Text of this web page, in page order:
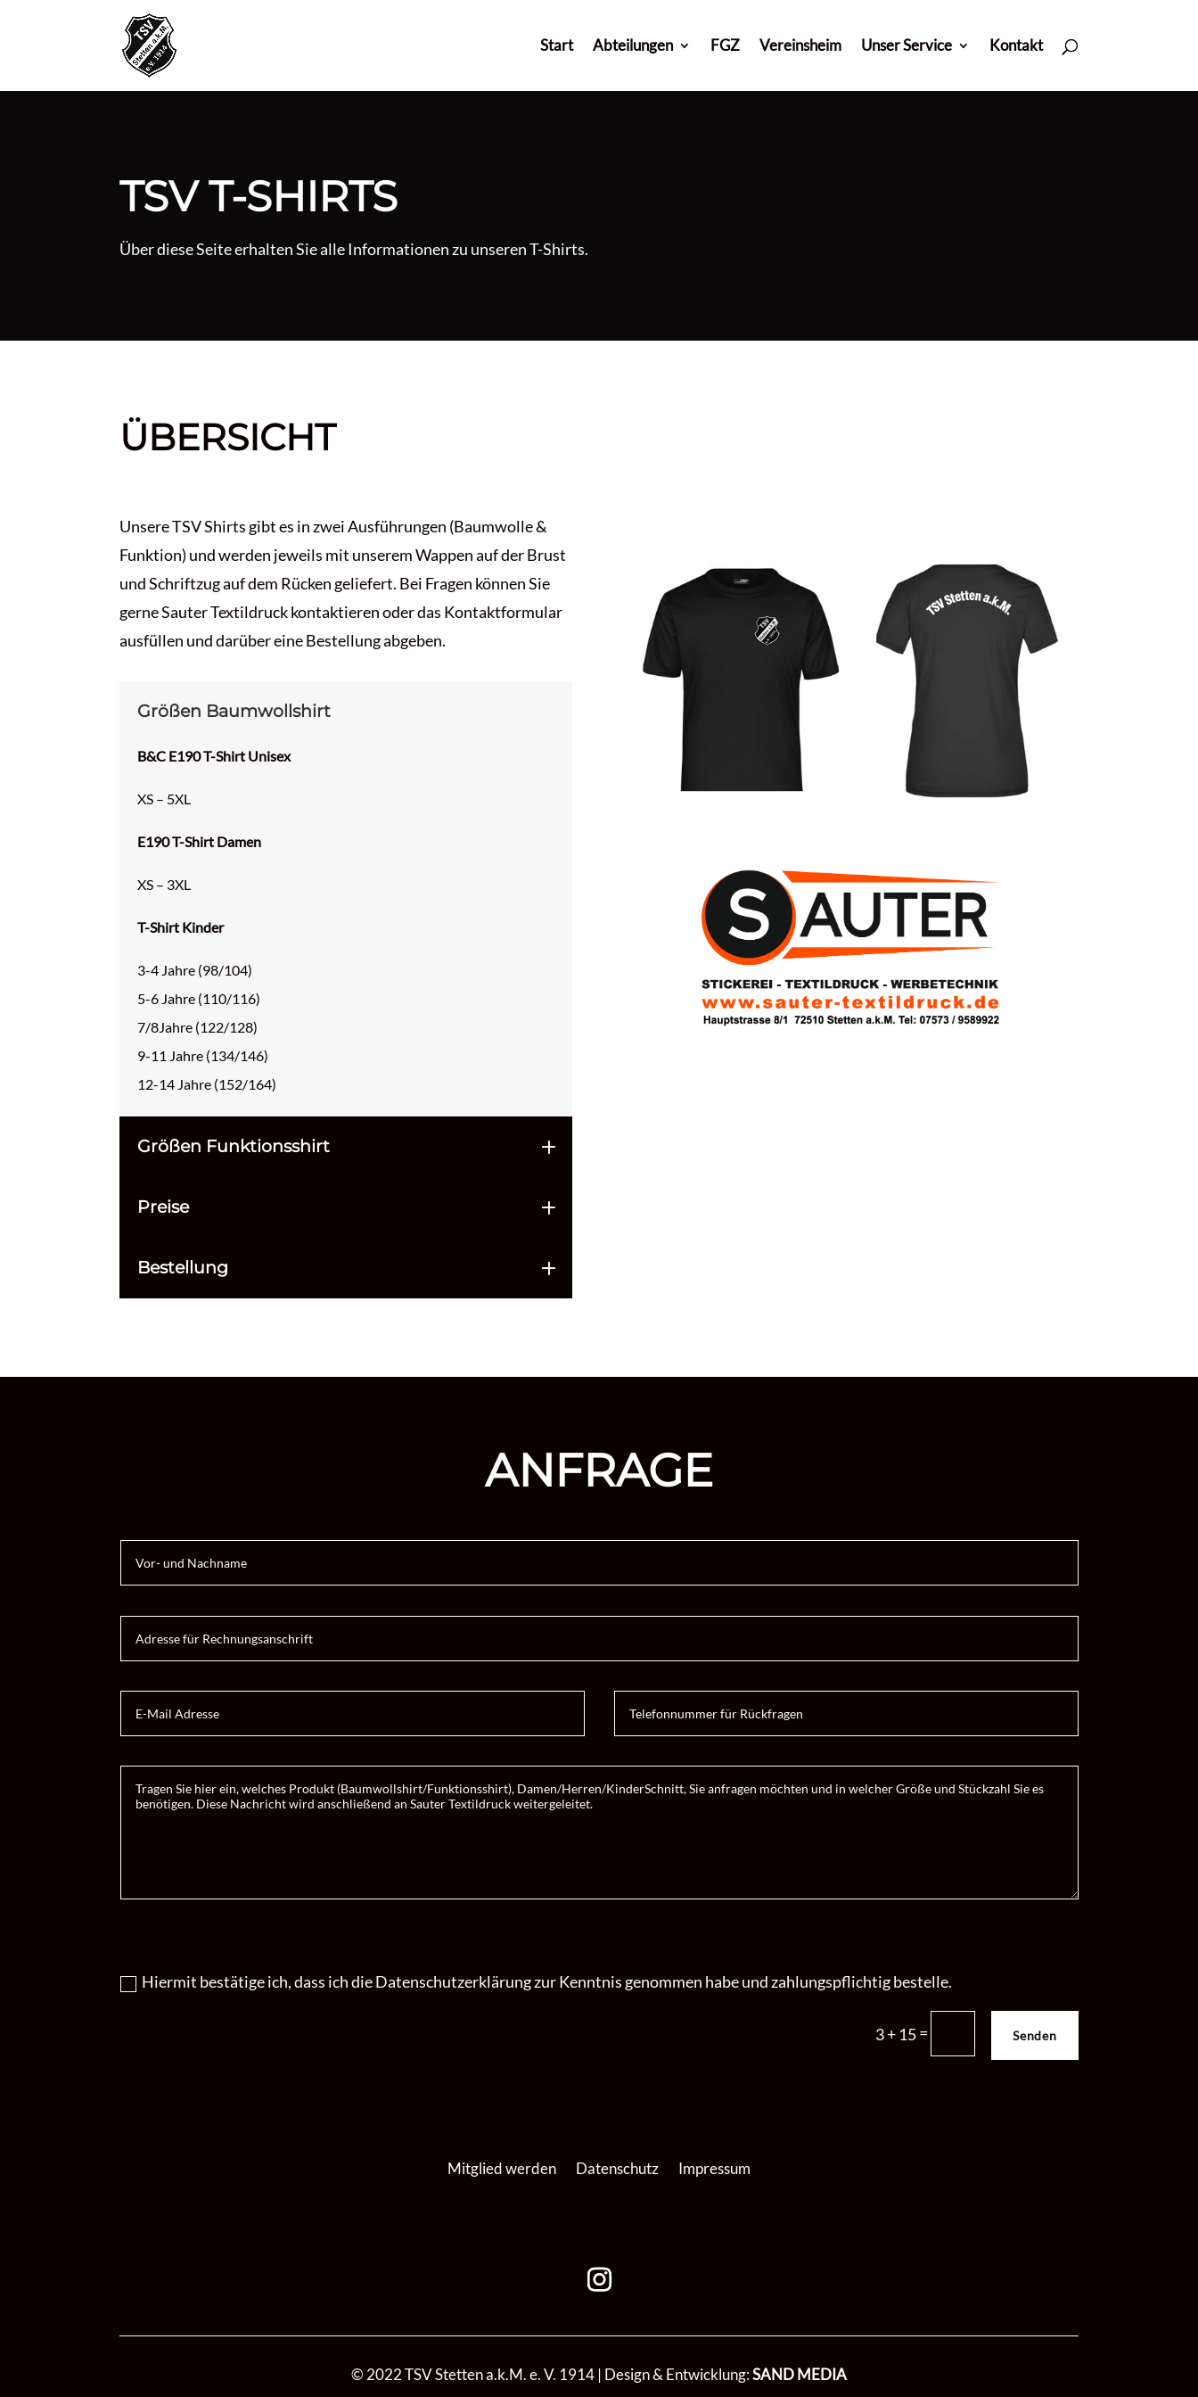
Start Abteilungen FGZ Vereinsheim Unser Service Kontakt
TSV T-SHIRTS
Über diese Seite erhalten Sie alle Informationen zu unseren T-Shirts.
ÜBERSICHT
Unsere TSV Shirts gibt es in zwei Ausführungen (Baumwolle &
Funktion) und werden jeweils mit unserem Wappen auf der Brust
und Schriftzug auf dem Rücken geliefert. Bei Fragen können Sie
gerne Sauter Textildruck kontaktieren oder das Kontaktformular
ausfüllen und darüber eine Bestellung abgeben.
Größen Baumwollshirt
B&C E190 T-Shirt Unisex
XS – 5XL
E190 T-Shirt Damen
XS – 3XL
T-Shirt Kinder
3-4 Jahre (98/104)
5-6 Jahre (110/116)
7/8Jahre (122/128)
9-11 Jahre (134/146)
12-14 Jahre (152/164)
Größen Funktionsshirt
Preise
Bestellung
ANFRAGE
Hiermit bestätige ich, dass ich die Datenschutzerklärung zur Kenntnis genommen habe und zahlungspflichtig bestelle.
3 + 15= Senden
Mitglied werden Datenschutz Impressum
© 2022 TSV Stetten a.k.M. e. V. 1914 | Design & Entwicklung:SAND MEDIA